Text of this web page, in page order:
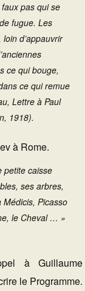
pas qui se
fugue. Les
d’appauvrir
ce qui bouge,
ce qui remue
Lettre à Paul
1918).
à Rome.
petite caisse
ses arbres,
Picasso
le Cheval … »
à Guillaume
le Programme.